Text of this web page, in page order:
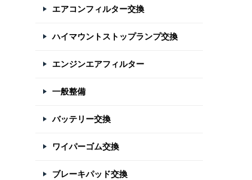
エアコンフィルター交換
ハイマウントストップランプ交換
エンジンエアフィルター
一般整備
バッテリー交換
ワイパーゴム交換
ブレーキパッド交換